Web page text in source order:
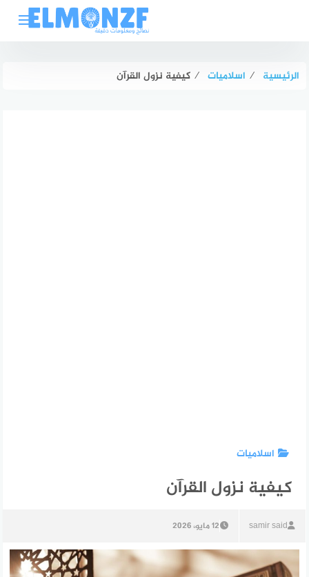
الرئيسية ⁄ اسلاميات ⁄ كيفية نزول القرآن
اسلاميات
كيفية نزول القرآن
samir said 12 مايو، 2026